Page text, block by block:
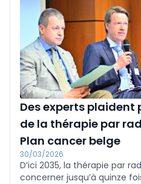
Des experts
de la thérapie par
Plan cancer belge
30/03/2026
D’ici 2035, la thérapie par
concerner jusqu’à quinze